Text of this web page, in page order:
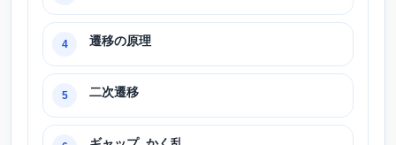
4 遷移の原理
5 二次遷移